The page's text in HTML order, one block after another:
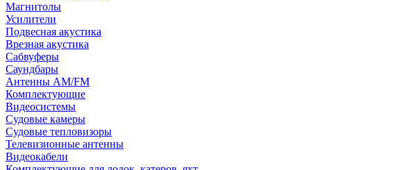
Магнитолы
Усилители
Подвесная акустика
Врезная акустика
Сабвуферы
Саундбары
Антенны AM/FM
Комплектующие
Видеосистемы
Судовые камеры
Cудовые тепловизоры
Телевизионные антенны
Видеокабели